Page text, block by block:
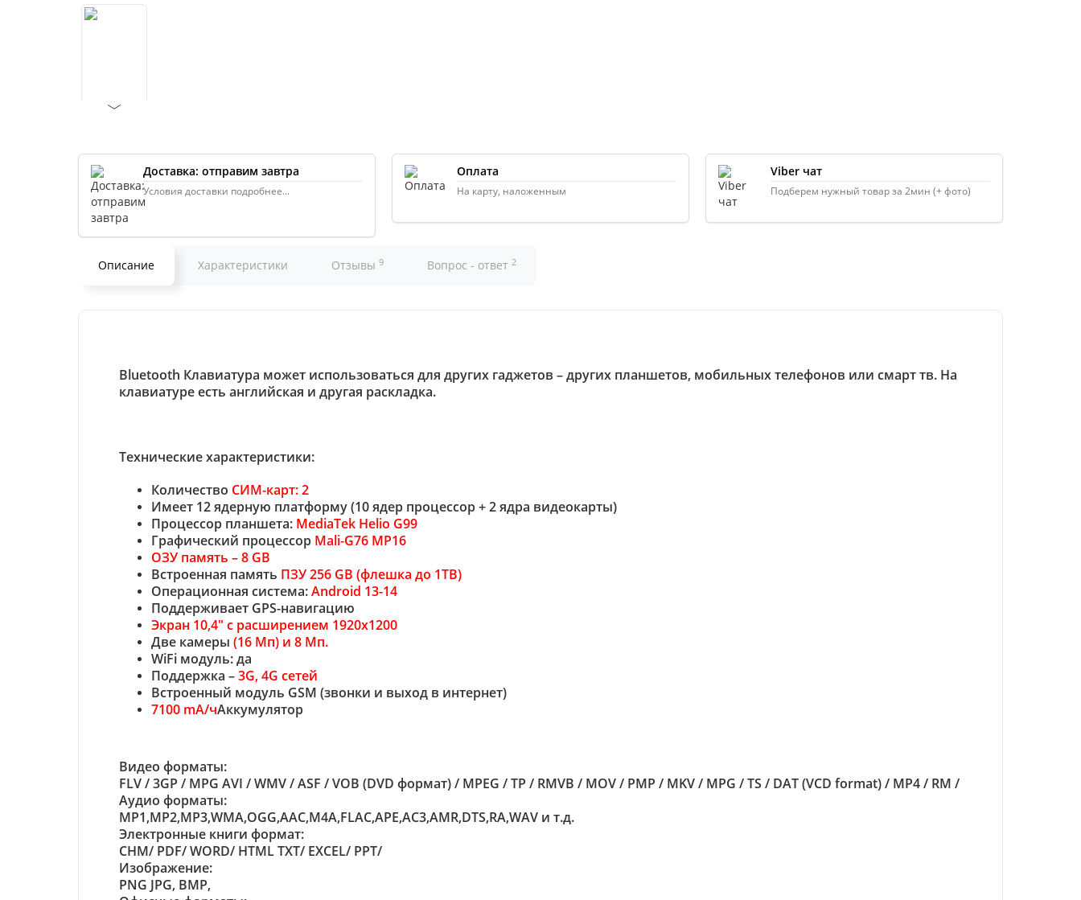
Доставка: отправим завтра
Условия доставки подробнее...
Оплата
На карту, наложенным
Viber чат
Подберем нужный товар за 2мин (+ фото)
Описание Характеристики Отзывы 9 Вопрос - ответ 2
Bluetooth Клавиатура может использоваться для других гаджетов – других планшетов, мобильных телефонов или смарт тв. На
клавиатуре есть английская и другая раскладка.
Технические характеристики:
Количество СИМ-карт: 2
Имеет 12 ядерную платформу (10 ядер процессор + 2 ядра видеокарты)
Процессор планшета: MediaTek Helio G99
Графический процессор Mali-G76 MP16
ОЗУ память – 8 GB
Встроенная память ПЗУ 256 GB (флешка до 1TB)
Операционная система:Android 13-14
Поддерживает GPS-навигацию
Экран 10,4" с расширением 1920х1200
Две камеры (16 Мп) и 8 Мп.
WiFi модуль: да
Поддержка –3G, 4G сетей
Встроенный модуль GSM (звонки и выход в интернет)
7100 mA/чАккумулятор
Видео форматы:
FLV / 3GP / MPG AVI / WMV / ASF / VOB (DVD формат) / MPEG / TP / RMVB / MOV / PMP / MKV / MPG / TS / DAT (VCD format) / MP4 / RM /
Аудио форматы:
MP1,MP2,MP3,WMA,OGG,AAC,M4A,FLAC,APE,AC3,AMR,DTS,RA,WAV и т.д.
Электронные книги формат:
CHM/ PDF/ WORD/ HTML TXT/ EXCEL/ PPT/
Изображение:
PNG JPG, BMP,